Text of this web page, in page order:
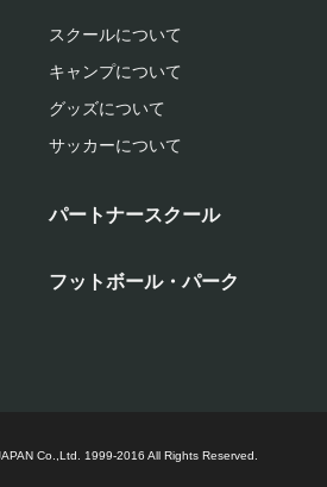
スクールについて
キャンプについて
グッズについて
サッカーについて
パートナースクール
フットボール・パーク
Co.,Ltd. 1999-2016 All Rights Reserved.